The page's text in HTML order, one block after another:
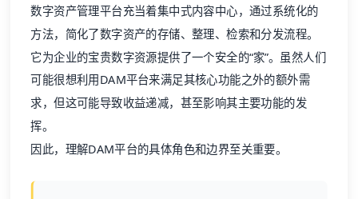
数字资产管理平台充当着集中式内容中心，通过系统化的
方法，简化了数字资产的存储、整理、检索和分发流程。
它为企业的宝贵数字资源提供了一个安全的“家”。虽然人们
可能很想利用DAM平台来满足其核心功能之外的额外需
求，但这可能导致收益递减，甚至影响其主要功能的发
挥。
因此，理解DAM平台的具体角色和边界至关重要。